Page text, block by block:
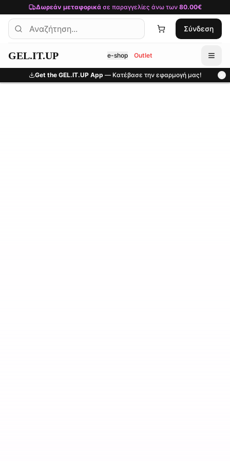
Μετάβαση στο κύριο περιεχόμενο
Δωρεάν μεταφορικάσε παραγγελίες άνω των 80.00€
Σύνδεση
GEL.IT.UP e-shop Outlet
Get the GEL.IT.UP App — Κατέβασε την εφαρμογή μας!